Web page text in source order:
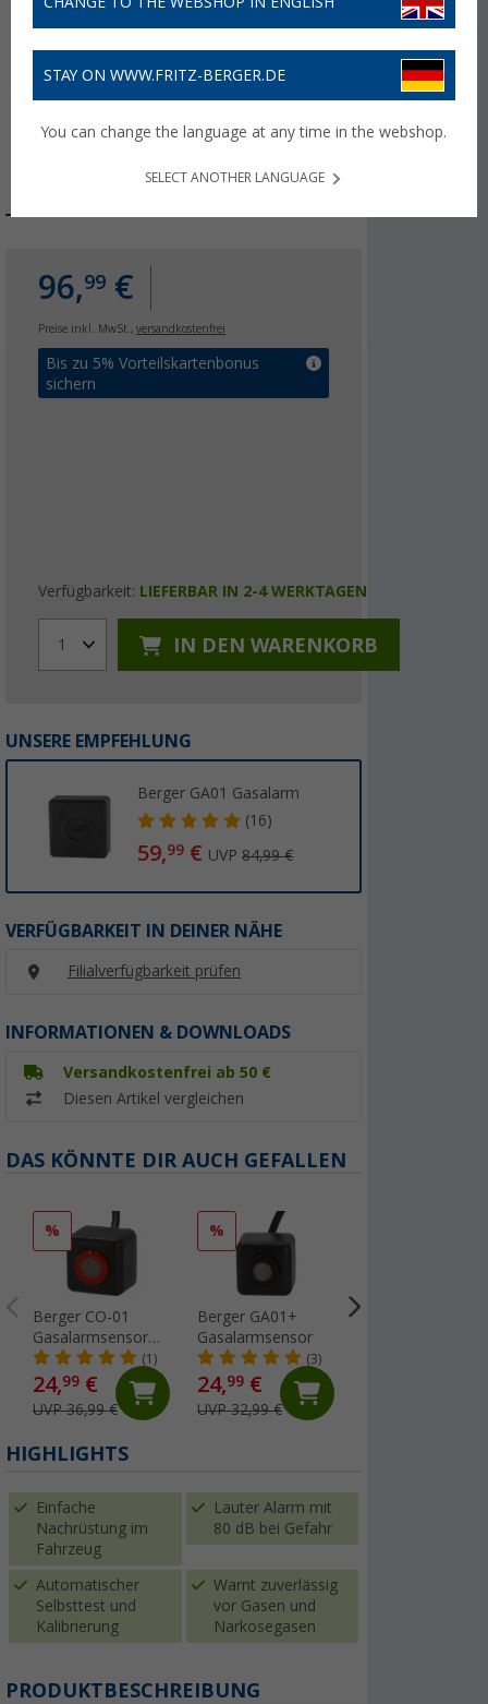
96,99 €
Preise inkl. MwSt., versandkostenfrei
Bis zu 5% Vorteilskartenbonus
sichern
Verfügbarkeit: LIEFERBAR IN 2-4 WERKTAGEN
1 IN DEN WARENKORB
UNSERE EMPFEHLUNG
Berger GA01 Gasalarm
(16)
59,99 € UVP84,99 €
VERFÜGBARKEIT IN DEINER NÄHE
Filialverfügbarkeit prüfen
INFORMATIONEN & DOWNLOADS
Versandkostenfrei ab 50 €
Diesen Artikel vergleichen
DAS KÖNNTE DIR AUCH GEFALLEN
%
Berger CO-01
Gasalarmsensor
für Kohlenmonoxid
(1)
24,99 €
UVP 36,99 €
%
Berger GA01+
Gasalarmsensor
(3)
24,99 €
UVP 32,99 €
HIGHLIGHTS
Einfache
Nachrüstung im
Fahrzeug
Lauter Alarm mit
80 dB bei Gefahr
Automatischer
Selbsttest und
Kalibrierung
Warnt zuverlässig
vor Gasen und
Narkosegasen
PRODUKTBESCHREIBUNG
STAY ON WWW.FRITZ-BERGER.DE
You can change the language at any time in the webshop.
SELECT ANOTHER LANGUAGE